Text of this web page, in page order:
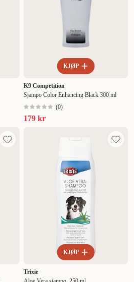
KJØP
K9 Competition
Sjampo Color Enhancing Black 300 ml
(0)
179 kr
KJØP
Trixie